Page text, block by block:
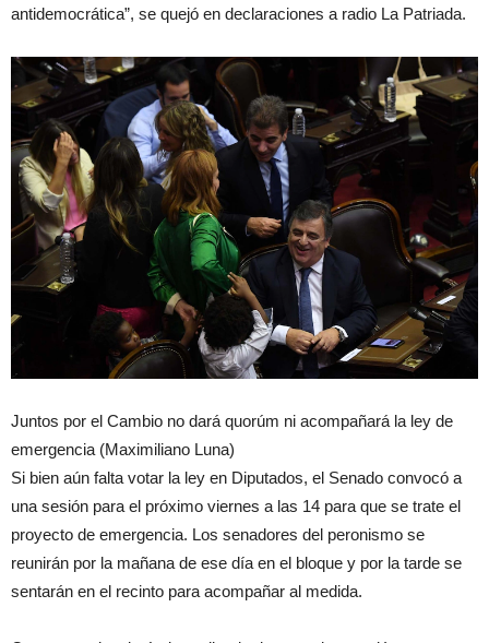
antidemocrática”, se quejó en declaraciones a radio La Patriada.
Juntos por el Cambio no dará quorúm ni acompañará la ley de
emergencia (Maximiliano Luna)
Si bien aún falta votar la ley en Diputados, el Senado convocó a
una sesión para el próximo viernes a las 14 para que se trate el
proyecto de emergencia. Los senadores del peronismo se
reunirán por la mañana de ese día en el bloque y por la tarde se
sentarán en el recinto para acompañar al medida.